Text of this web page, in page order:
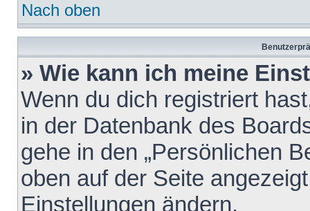
Nach oben
» Wie kann ich meine
Wenn du dich registriert
in der Datenbank des
gehe in den „Persönlichen
oben auf der Seite
Einstellungen ändern.